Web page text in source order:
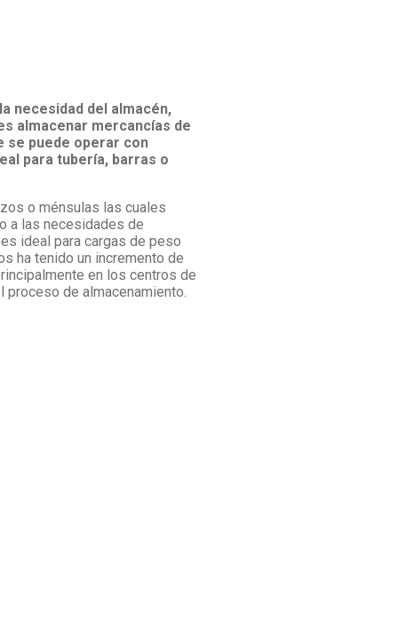
necesidad del almacén,
almacenar mercancías de
se puede operar con
para tubería, barras o
o ménsulas las cuales
a las necesidades de
ideal para cargas de peso
ha tenido un incremento de
en los centros de
de almacenamiento.